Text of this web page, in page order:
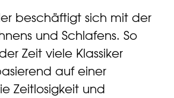
beschäftigt sich mit der
und Schlafens. So
Zeit viele Klassiker
auf einer
Zeitlosigkeit und